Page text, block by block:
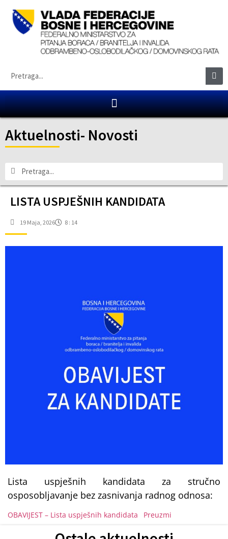
Aktuelnosti- Novosti
LISTA USPJEŠNIH KANDIDATA
19 Maja, 2026 8 : 14
Lista uspješnih kandidata za stručno
osposobljavanje bez zasnivanja radnog odnosa:
OBAVIJEST – Lista uspješnih kandidata Preuzmi